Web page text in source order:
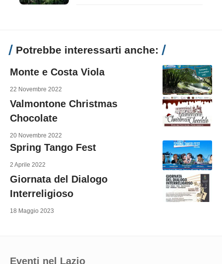
Potrebbe interessarti anche:
Monte e Costa Viola
22 Novembre 2022
Valmontone Christmas
Chocolate
20 Novembre 2022
Spring Tango Fest
2 Aprile 2022
Giornata del Dialogo
Interreligioso
18 Maggio 2023
Eventi nel Lazio